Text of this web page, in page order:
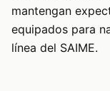
mantengan
equipados para
línea del SAIME.